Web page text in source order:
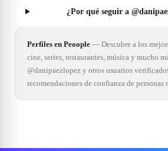
¿Por qué seguir a
Perfiles en Peoople — Descubre a los
cine, series, restaurantes, música y mucho
@danipaezlopez y otros usuarios
recomendaciones de confianza de personas